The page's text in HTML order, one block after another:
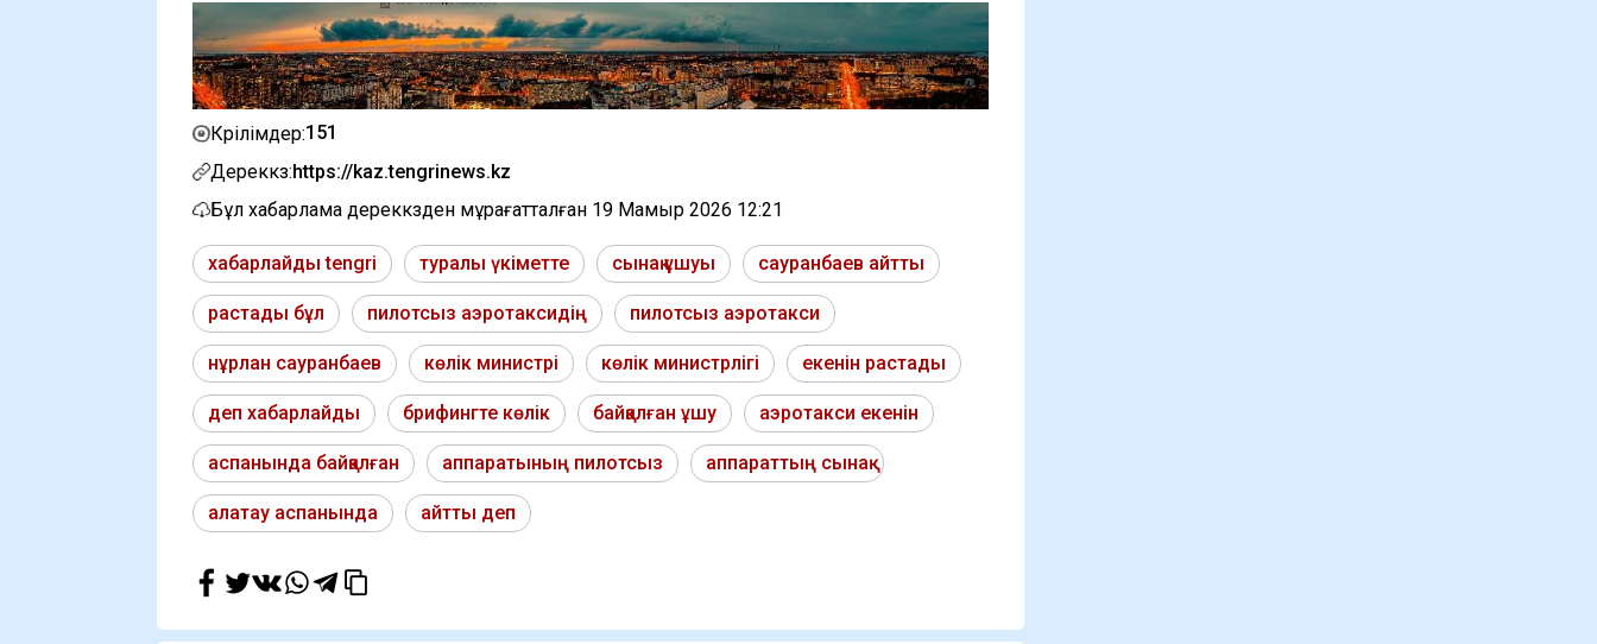
Көрілімдер:151
Дереккөз:https://kaz.tengrinews.kz
Бұл хабарлама дереккөзден мұрағатталған 19 Мамыр 2026 12:21
хабарлайды tengri туралы үкіметте сынақ ұшуы сауранбаев айтты
растады бұл пилотсыз аэротаксидің пилотсыз аэротакси
нұрлан сауранбаев көлік министрі көлік министрлігі екенін растады
деп хабарлайды брифингте көлік байқалған ұшу аэротакси екенін
аспанында байқалған аппаратының пилотсыз аппараттың сынақ
алатау аспанында айтты деп